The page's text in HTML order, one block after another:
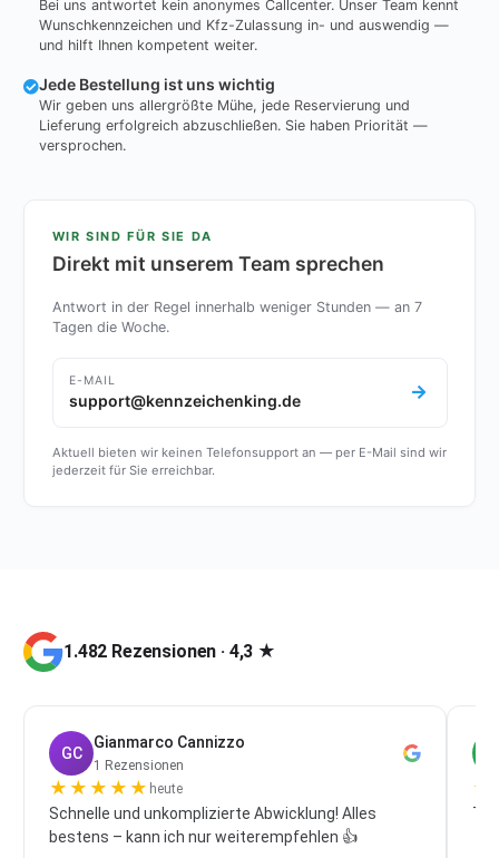
Bei uns antwortet kein anonymes Callcenter. Unser Team kennt
Wunschkennzeichen und Kfz-Zulassung in- und auswendig —
und hilft Ihnen kompetent weiter.
Jede Bestellung ist uns wichtig
Wir geben uns allergrößte Mühe, jede Reservierung und
Lieferung erfolgreich abzuschließen. Sie haben Priorität —
versprochen.
WIR SIND FÜR SIE DA
Direkt mit unserem Team sprechen
Antwort in der Regel innerhalb weniger Stunden — an 7
Tagen die Woche.
E-MAIL
support@kennzeichenking.de
Aktuell bieten wir keinen Telefonsupport an — per E-Mail sind wir
jederzeit für Sie erreichbar.
1.482 Rezensionen · 4,3 ★
GC
Gianmarco Cannizzo
1 Rezensionen
★ ★ ★ ★ ★ heute
Schnelle und unkomplizierte Abwicklung! Alles
bestens – kann ich nur weiterempfehlen 👍
★